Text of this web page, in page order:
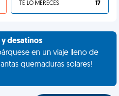
TE LO MERECES 17
y desatinos
en un viaje lleno de
quemaduras solares!